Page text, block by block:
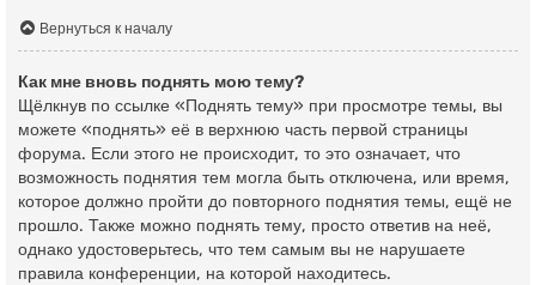
Вернуться к началу
Как мне вновь поднять мою тему?
Щёлкнув по ссылке «Поднять тему» при просмотре темы, вы
можете «поднять» её в верхнюю часть первой страницы
форума. Если этого не происходит, то это означает, что
возможность поднятия тем могла быть отключена, или время,
которое должно пройти до повторного поднятия темы, ещё не
прошло. Также можно поднять тему, просто ответив на неё,
однако удостоверьтесь, что тем самым вы не нарушаете
правила конференции, на которой находитесь.